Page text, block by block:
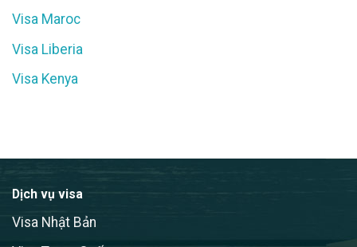
Visa Maroc
Visa Liberia
Visa Kenya
Dịch vụ visa
Visa Nhật Bản